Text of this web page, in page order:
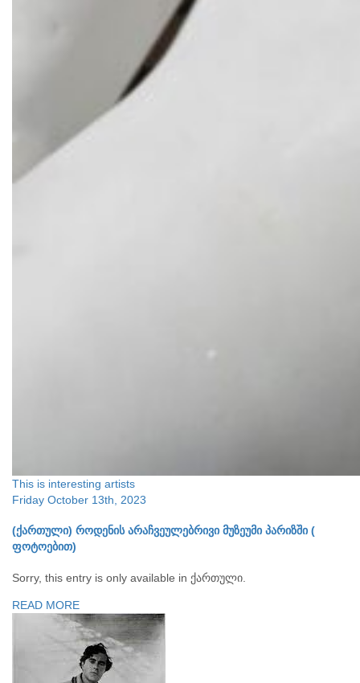
This is interesting artists
Friday October 13th, 2023
(ქართული) როდენის არაჩვეულებრივი მუზეუმი პარიზში (
ფოტოებით)
Sorry, this entry is only available in ქართული.
READ MORE